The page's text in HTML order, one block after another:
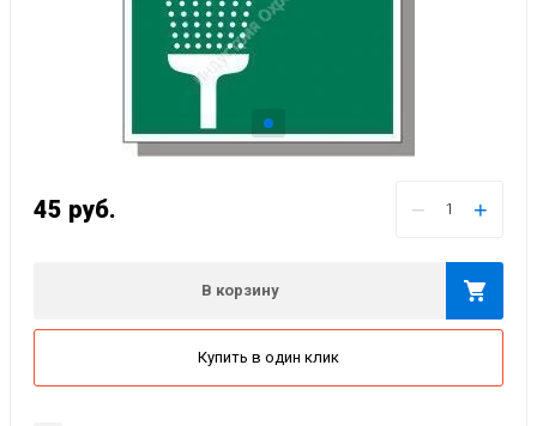
45 руб. − +
В корзину
Купить в один клик